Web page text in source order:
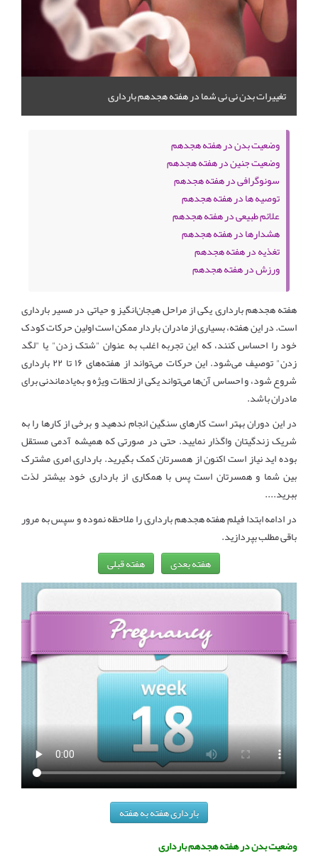
تغییرات بدن نی نی شما در هفته هجدهم بارداری
وضعیت بدن در هفته هجدهم
وضعیت جنین در هفته هجدهم
سونوگرافی در هفته هجدهم
توصیه ها در هفته هجدهم
علائم طبیعی در هفته هجدهم
هشدارها در هفته هجدهم
تغذیه در هفته هجدهم
ورزش در هفته هجدهم
هفته هجدهم بارداری یکی از مراحل هیجان‌انگیز و حیاتی در مسیر بارداری
است. در این هفته، بسیاری از مادران باردار ممکن است اولین حرکات کودک
خود را احساس کنند، که این تجربه اغلب به عنوان "شتک زدن" یا "لگد
زدن" توصیف می‌شود. این حرکات می‌تواند از هفته‌های ۱۶ تا ۲۲ بارداری
شروع شود، و احساس آن‌ها می‌تواند یکی از لحظات ویژه و به‌یادماندنی برای
مادران باشد.
در این دوران بهتر است کارهای سنگین انجام ندهید و برخی از کارها را به
شریک زندگیتان واگذار نمایید. حتی در صورتی که همیشه آدمی مستقل
بوده اید نیاز است اکنون از همسرتان کمک بگیرید. بارداری امری مشترک
بین شما و همسرتان است پس با همکاری از بارداری خود بیشتر لذت
ببرید....
در ادامه ابتدا فیلم هفته هجدهم بارداری را ملاحظه نموده و سپس به مرور
باقی مطلب بپردازید.
هفته بعدی
هفته قبلی
بارداری هفته به هفته
وضعیت بدن در هفته هجدهم بارداری